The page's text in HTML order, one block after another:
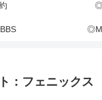
◎
：フェニックス